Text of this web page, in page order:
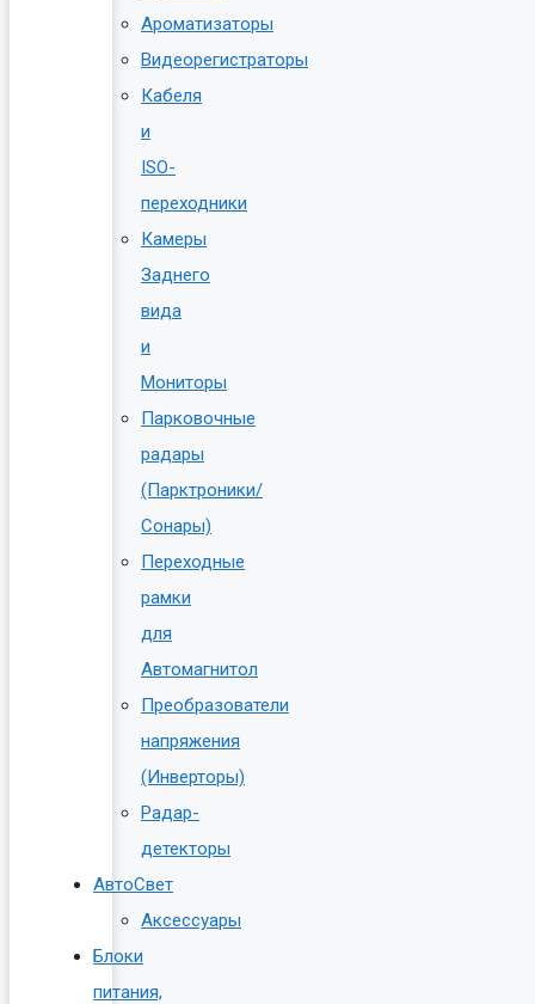
Ароматизаторы
Видеорегистраторы
Кабеля
и
ISO-
переходники
Камеры
Заднего
вида
и
Мониторы
Парковочные
радары
(Парктроники/
Сонары)
Переходные
рамки
для
Автомагнитол
Преобразователи
напряжения
(Инверторы)
Радар-
детекторы
АвтоСвет
Аксессуары
Блоки
питания,